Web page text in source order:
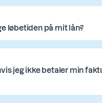
løbetiden på mit lån?
jeg ikke betaler min